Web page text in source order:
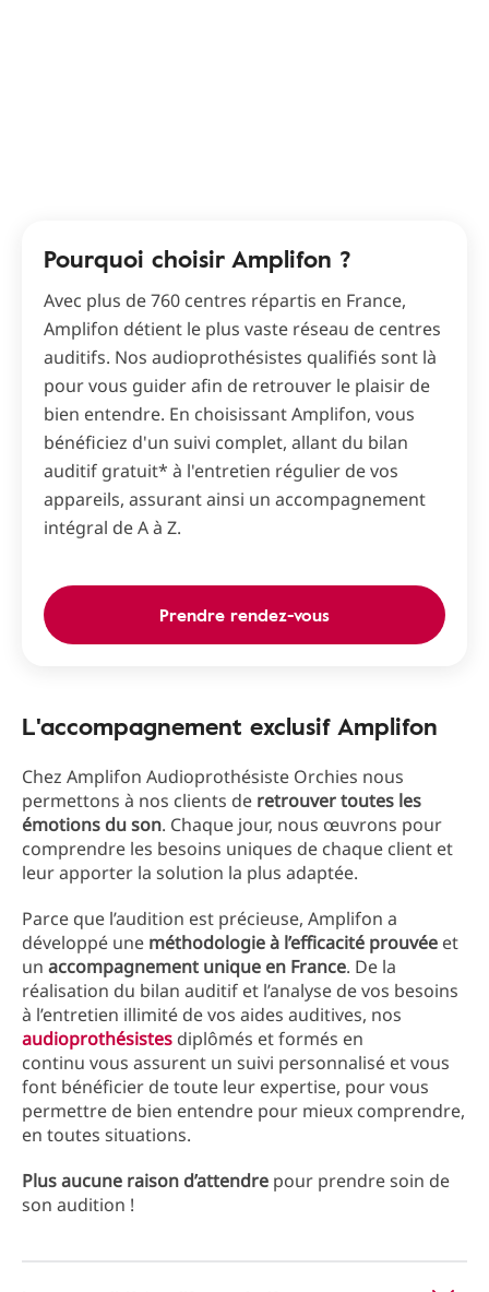
Pourquoi choisir Amplifon ?
Avec plus de 760 centres répartis en France,
Amplifon détient le plus vaste réseau de centres
auditifs. Nos audioprothésistes qualifiés sont là
pour vous guider afin de retrouver le plaisir de
bien entendre. En choisissant Amplifon, vous
bénéficiez d'un suivi complet, allant du bilan
auditif gratuit* à l'entretien régulier de vos
appareils, assurant ainsi un accompagnement
intégral de A à Z.
Prendre rendez-vous
L'accompagnement exclusif Amplifon
Chez Amplifon Audioprothésiste Orchies nous
permettons à nos clients de retrouver toutes les
émotions du son. Chaque jour, nous œuvrons pour
comprendre les besoins uniques de chaque client et
leur apporter la solution la plus adaptée.
Parce que l’audition est précieuse, Amplifon a
développé une méthodologie à l’efficacité prouvée et
un accompagnement unique en France. De la
réalisation du bilan auditif et l’analyse de vos besoins
à l’entretien illimité de vos aides auditives, nos
audioprothésistes diplômés et formés en
continu vous assurent un suivi personnalisé et vous
font bénéficier de toute leur expertise, pour vous
permettre de bien entendre pour mieux comprendre,
en toutes situations.
Plus aucune raison d’attendre pour prendre soin de
son audition !